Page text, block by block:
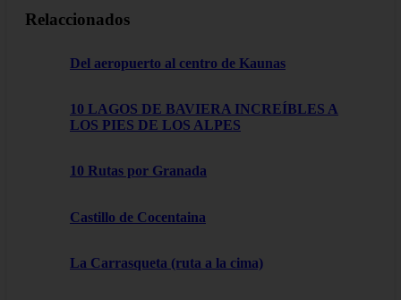
Relaccionados
Del aeropuerto al centro de Kaunas
10 LAGOS DE BAVIERA INCREÍBLES A
LOS PIES DE LOS ALPES
10 Rutas por Granada
Castillo de Cocentaina
La Carrasqueta (ruta a la cima)